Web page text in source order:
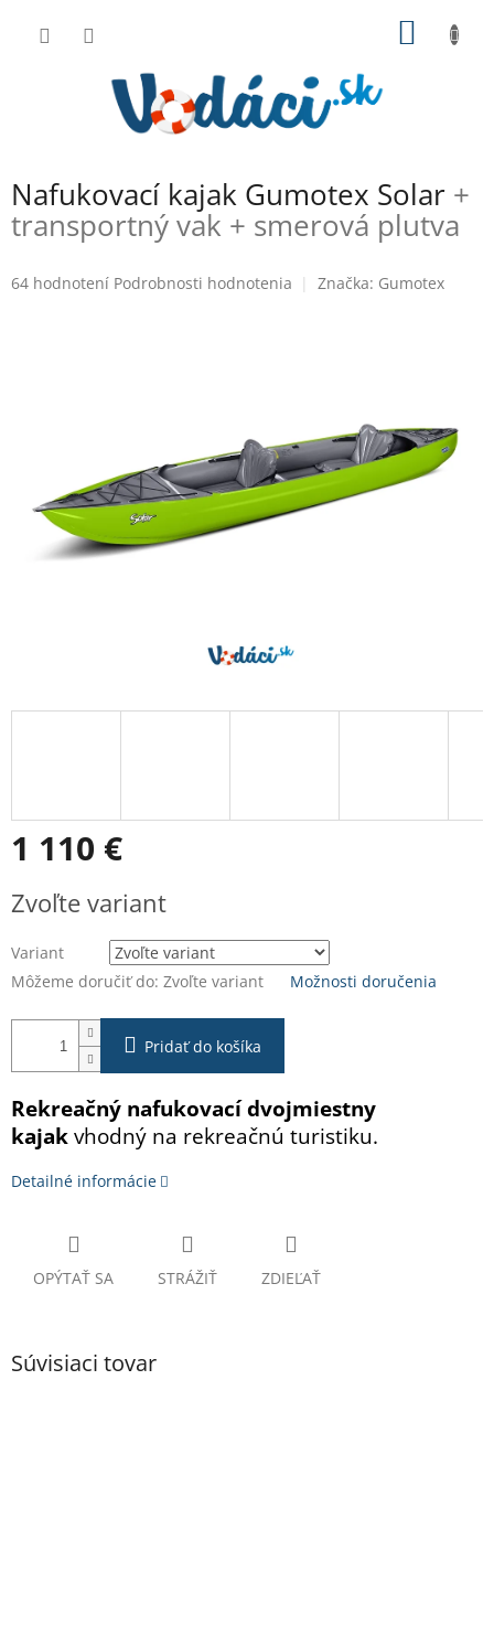
Nafukovací kajak Gumotex Solar +
transportný vak + smerová plutva
Priemerné
64 hodnotení Podrobnosti hodnotenia Značka: Gumotex
1 110 €
cena:
Zvoľte variant
Variant
Môžeme doručiť do: Zvoľte variant Možnosti doručenia
Pridať do košíka
Rekreačný nafukovací dvojmiestny
kajak vhodný na rekreačnú turistiku.
Detailné informácie
OPÝTAŤ SA STRÁŽIŤ ZDIEĽAŤ
Súvisiaci tovar